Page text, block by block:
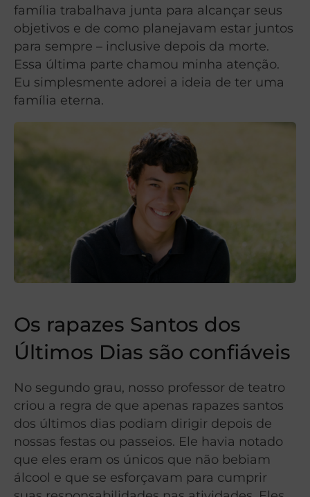
família trabalhava junta para alcançar seus
objetivos e de como planejavam estar juntos
para sempre – inclusive depois da morte.
Essa última parte chamou minha atenção.
Eu simplesmente adorei a ideia de ter uma
família eterna.
Os rapazes Santos dos
Últimos Dias são confiáveis
No segundo grau, nosso professor de teatro
criou a regra de que apenas rapazes santos
dos últimos dias podiam dirigir depois de
nossas festas ou passeios. Ele havia notado
que eles eram os únicos que não bebiam
álcool e que se esforçavam para cumprir